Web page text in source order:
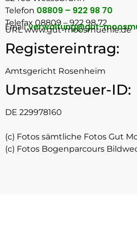
Telefon 08809 – 922 98 70
Telefax 08809 – 922 98 72
Emailverwaltung@gut-
URL www.gut-moosmuehle.de
Registereintrag:
Amtsgericht Rosenheim
Umsatzsteuer-ID:
DE 229978160
(c) Fotos sämtliche Fotos Gut
(c) Fotos Bogenparcours